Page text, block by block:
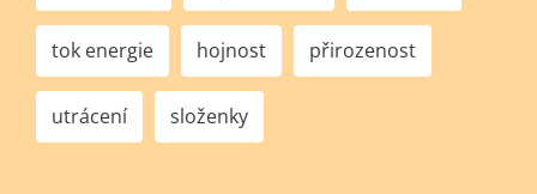
tok energie hojnost přirozenost
utrácení složenky